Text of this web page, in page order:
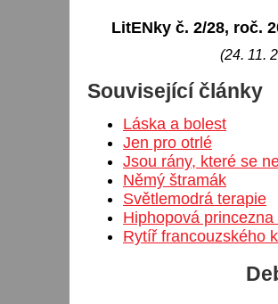
LitENky č. 2/28, roč.
(24. 11.
Související články
Láska a bolest
Jen pro otrlé
Jsou rány, které se
Němý štramák
Světlemodrá terapie
Hiphopová
Rytíř francouzského